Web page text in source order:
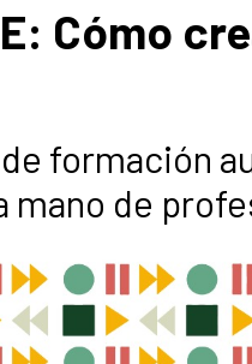
Cómo
formación
mano de